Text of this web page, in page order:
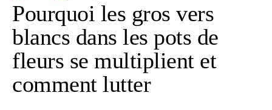
Pourquoi les gros vers
blancs dans les pots de
fleurs se multiplient et
comment lutter